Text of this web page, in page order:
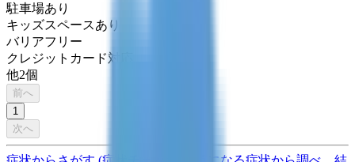
駐車場あり
キッズスペースあり
バリアフリー
クレジットカード対応
他2個
前へ
1
次へ